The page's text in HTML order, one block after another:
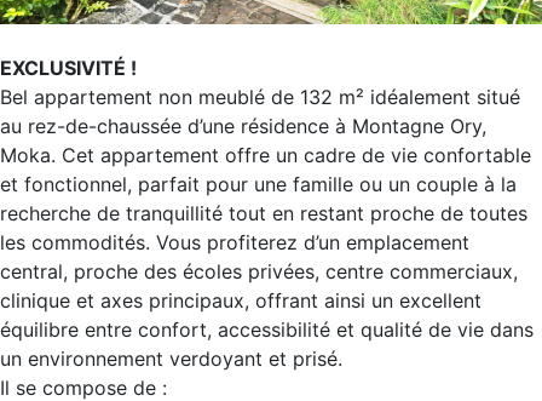
EXCLUSIVITÉ !
Bel appartement non meublé de 132 m² idéalement situé
au rez-de-chaussée d’une résidence à Montagne Ory,
Moka. Cet appartement offre un cadre de vie confortable
et fonctionnel, parfait pour une famille ou un couple à la
recherche de tranquillité tout en restant proche de toutes
les commodités. Vous profiterez d’un emplacement
central, proche des écoles privées, centre commerciaux,
clinique et axes principaux, offrant ainsi un excellent
équilibre entre confort, accessibilité et qualité de vie dans
un environnement verdoyant et prisé.
Il se compose de :